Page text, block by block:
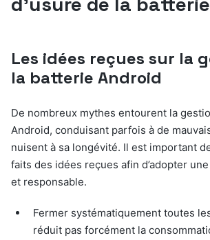
Les idées reçues sur la
la batterie Android
De nombreux mythes entourent la
Android, conduisant parfois à de
nuisent à sa longévité. Il est important
faits des idées reçues afin d’adopter
et responsable.
Fermer systématiquement toutes
réduit pas forcément la